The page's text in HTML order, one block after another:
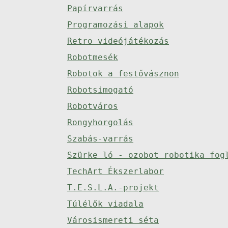
Papírvarrás
Programozási alapok
Retro videójátékozás
Robotmesék
Robotok a festővásznon
Robotsimogató
Robotváros
Rongyhorgolás
Szabás-varrás
Szürke ló - ozobot robotika
TechArt Ékszerlabor
T.E.S.L.A.-projekt
Túlélők viadala
Városismereti séta